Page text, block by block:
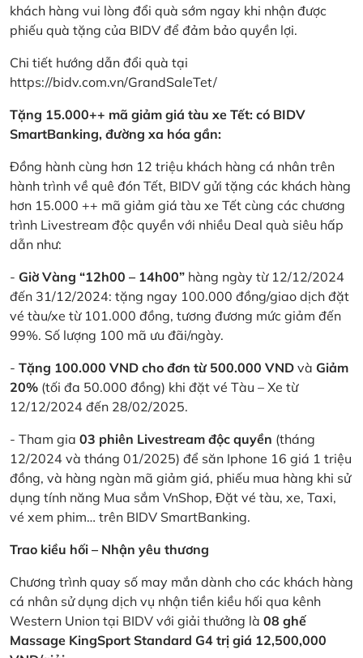
khách hàng vui lòng đổi quà sớm ngay khi nhận được
phiếu quà tặng của BIDV để đảm bảo quyền lợi.
Chi tiết hướng dẫn đổi quà tại
https://bidv.com.vn/GrandSaleTet/
Tặng 15.000++ mã giảm giá tàu xe Tết: có BIDV
SmartBanking, đường xa hóa gần:
Đồng hành cùng hơn 12 triệu khách hàng cá nhân trên
hành trình về quê đón Tết, BIDV gửi tặng các khách hàng
hơn 15.000 ++ mã giảm giá tàu xe Tết cùng các chương
trình Livestream độc quyền với nhiều Deal quà siêu hấp
dẫn như:
- Giờ Vàng “12h00 – 14h00” hàng ngày từ 12/12/2024
đến 31/12/2024: tặng ngay 100.000 đồng/giao dịch đặt
vé tàu/xe từ 101.000 đồng, tương đương mức giảm đến
99%. Số lượng 100 mã ưu đãi/ngày.
- Tặng 100.000 VND cho đơn từ 500.000 VND và Giảm
20% (tối đa 50.000 đồng) khi đặt vé Tàu – Xe từ
12/12/2024 đến 28/02/2025.
- Tham gia 03 phiên Livestream độc quyền (tháng
12/2024 và tháng 01/2025) để săn Iphone 16 giá 1 triệu
đồng, và hàng ngàn mã giảm giá, phiếu mua hàng khi sử
dụng tính năng Mua sắm VnShop, Đặt vé tàu, xe, Taxi,
vé xem phim… trên BIDV SmartBanking.
Trao kiều hối – Nhận yêu thương
Chương trình quay số may mắn dành cho các khách hàng
cá nhân sử dụng dịch vụ nhận tiền kiều hối qua kênh
Western Union tại BIDV với giải thưởng là 08 ghế
Massage KingSport Standard G4 trị giá 12,500,000